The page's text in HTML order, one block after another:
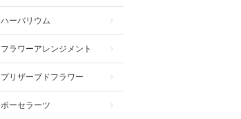
ハーバリウム
フラワーアレンジメント
プリザーブドフラワー
ポーセラーツ